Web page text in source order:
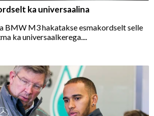
ka universaalina
BMW M3 hakatakse esmakordselt selle
ka universaalkerega....